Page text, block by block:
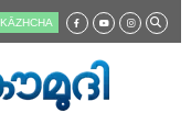
KĀZHCHA